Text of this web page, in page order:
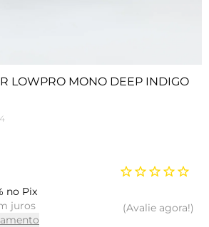
LOWPRO MONO DEEP INDIGO
no Pix
juros
Avalie agora!